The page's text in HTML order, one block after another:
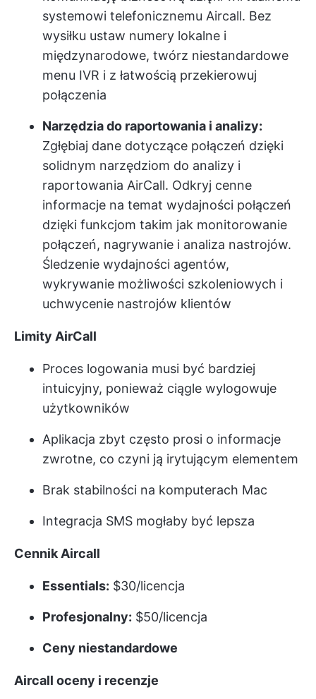
systemowi telefonicznemu Aircall. Bez
wysiłku ustaw numery lokalne i
międzynarodowe, twórz niestandardowe
menu IVR i z łatwością przekierowuj
połączenia
Narzędzia do raportowania i analizy:
Zgłębiaj dane dotyczące połączeń dzięki
solidnym narzędziom do analizy i
raportowania AirCall. Odkryj cenne
informacje na temat wydajności połączeń
dzięki funkcjom takim jak monitorowanie
połączeń, nagrywanie i analiza nastrojów.
Śledzenie wydajności agentów,
wykrywanie możliwości szkoleniowych i
uchwycenie nastrojów klientów
Limity AirCall
Proces logowania musi być bardziej
intuicyjny, ponieważ ciągle wylogowuje
użytkowników
Aplikacja zbyt często prosi o informacje
zwrotne, co czyni ją irytującym elementem
Brak stabilności na komputerach Mac
Integracja SMS mogłaby być lepsza
Cennik Aircall
Essentials: $30/licencja
Profesjonalny: $50/licencja
Ceny niestandardowe
Aircall oceny i recenzje